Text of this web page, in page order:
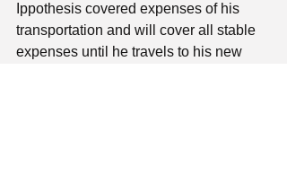
Ippothesis covered expenses of his
transportation and will cover all stable
expenses until he travels to his new